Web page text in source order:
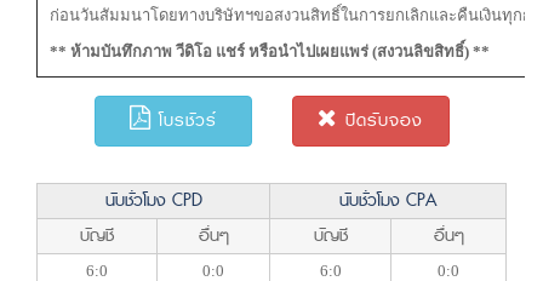
ก่อนวันสัมมนาโดยทางบริษัทฯขอสงวนสิทธิ์ในการยกเลิกและคืนเงินทุกก
** ห้ามบันทึกภาพ วีดิโอ แชร์ หรือนำไปเผยแพร่ (สงวนลิขสิทธิ์) **
โบรชัวร์ ปิดรับจอง
นับชั่วโมง CPD
นับชั่วโมง CPA
บัญชี
อื่นๆ บัญชี อื่นๆ
6:0 0:0 6:0 0:0